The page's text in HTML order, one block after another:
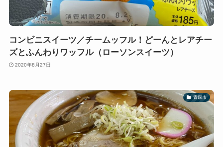
コンビニスイーツ／チームッフル！どーんとレアチー
ズとふんわりワッフル（ローソンスイーツ）
2020年8月27日
青森市